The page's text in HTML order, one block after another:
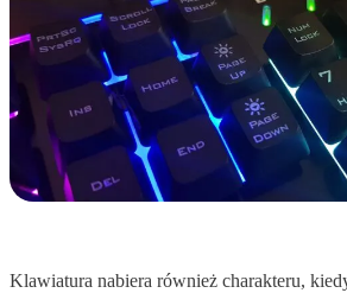
Klawiatura nabiera również charakteru,